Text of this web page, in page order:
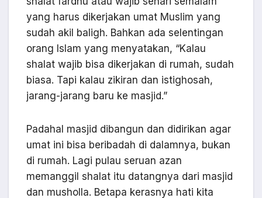
yang harus dikerjakan umat Muslim yang
sudah akil baligh. Bahkan ada selentingan
orang Islam yang menyatakan, “Kalau
shalat wajib bisa dikerjakan di rumah, sudah
biasa. Tapi kalau zikiran dan istighosah,
jarang-jarang baru ke masjid.”
Padahal masjid dibangun dan didirikan agar
umat ini bisa beribadah di dalamnya, bukan
di rumah. Lagi pulau seruan azan
memanggil shalat itu datangnya dari masjid
dan musholla. Betapa kerasnya hati kita